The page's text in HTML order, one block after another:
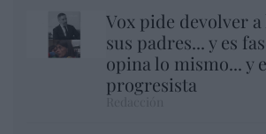
Vox pide devolver
sus padres... y es
opina lo mismo... y
progresista